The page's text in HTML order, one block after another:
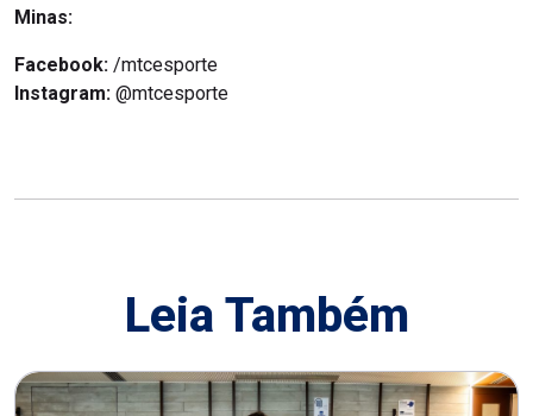
Minas:
Facebook: /mtcesporte
Instagram: @mtcesporte
Leia Também